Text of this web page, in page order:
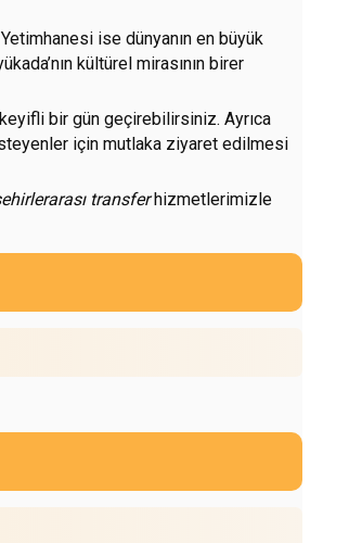
ise dünyanın en büyük
kültürel mirasının birer
keyifli bir gün geçirebilirsiniz. Ayrıca
için mutlaka ziyaret edilmesi
transferhizmetlerimizle